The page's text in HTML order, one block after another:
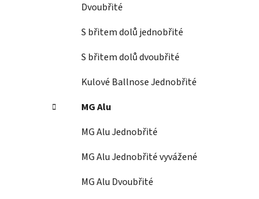
Dvoubřité
S břitem dolů jednobřité
S břitem dolů dvoubřité
Kulové Ballnose Jednobřité
MG Alu
MG Alu Jednobřité
MG Alu Jednobřité vyvážené
MG Alu Dvoubřité